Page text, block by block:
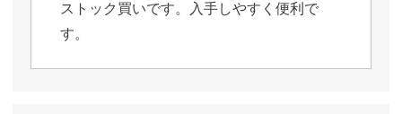
ストック買いです。入手しやすく便利で
す。